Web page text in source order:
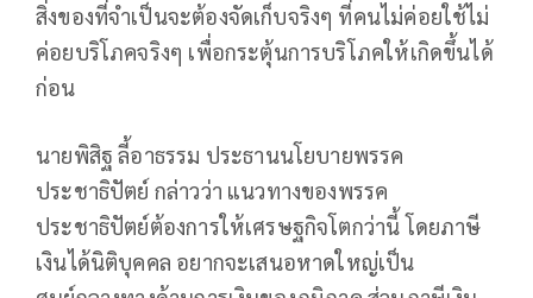
สิ่งของที่จำเป็นจะต้องจัดเก็บจริงๆ ที่คนไม่ค่อยใช้ไม่
ค่อยบริโภคจริงๆ เพื่อกระตุ้นการบริโภคให้เกิดขึ้นได้
ก่อน
นายพิสิฐ ลี้อาธรรม ประธานนโยบายพรรค
ประชาธิปัตย์ กล่าวว่า แนวทางของพรรค
ประชาธิปัตย์ต้องการให้เศรษฐกิจโตกว่านี้ โดยภาษี
เงินได้นิติบุคคล อยากจะเสนอหาดใหญ่เป็น